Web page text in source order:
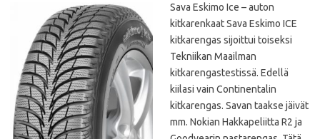
Sava Eskimo Ice – auton
kitkarenkaat Sava Eskimo ICE
kitkarengas sijoittui toiseksi
Tekniikan Maailman
kitkarengastestissä. Edellä
kiilasi vain Continentalin
kitkarengas. Savan taakse jäivät
mm. Nokian Hakkapeliitta R2 ja